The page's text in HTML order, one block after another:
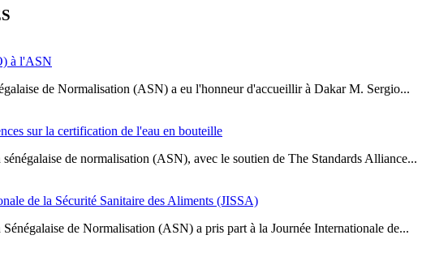
à l'ASN
de Normalisation (ASN) a eu l'honneur d'accueillir à Dakar M. Sergio...
sur la certification de l'eau en bouteille
de normalisation (ASN), avec le soutien de The Standards Alliance...
de la Sécurité Sanitaire des Aliments (JISSA)
de Normalisation (ASN) a pris part à la Journée Internationale de...